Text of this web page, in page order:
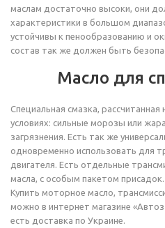
маслам достаточно высоки, они
характеристики в большом
устойчивы к пенообразованию и
состав так же должен быть
Масло для
Специальная смазка,
условиях: сильные морозы или
загрязнения. Есть так же
одновременно использовать для
двигателя. Есть отдельные
масла, с особым пакетом присадок.
Купить моторное масло,
можно в интернет магазине
есть доставка по Украине.